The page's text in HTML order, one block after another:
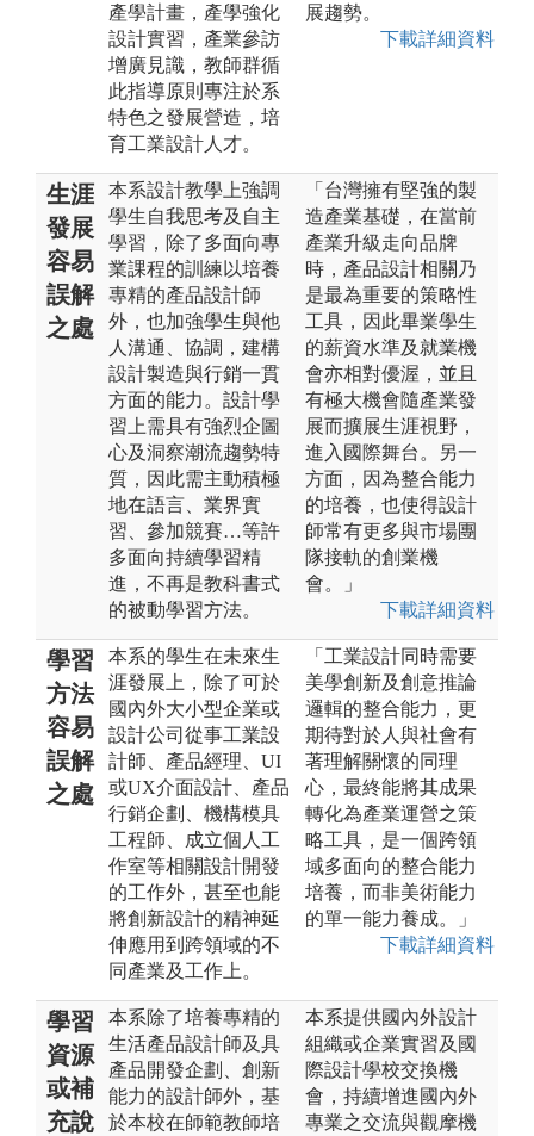
產學計畫，產學強化
設計實習，產業參訪
增廣見識，教師群循
此指導原則專注於系
特色之發展營造，培
育工業設計人才。
展趨勢。
下載詳細資料
生涯
發展
容易
誤解
之處
本系設計教學上強調
學生自我思考及自主
學習，除了多面向專
業課程的訓練以培養
專精的產品設計師
外，也加強學生與他
人溝通、協調，建構
設計製造與行銷一貫
方面的能力。設計學
習上需具有強烈企圖
心及洞察潮流趨勢特
質，因此需主動積極
地在語言、業界實
習、參加競賽…等許
多面向持續學習精
進，不再是教科書式
的被動學習方法。
「台灣擁有堅強的製
造產業基礎，在當前
產業升級走向品牌
時，產品設計相關乃
是最為重要的策略性
工具，因此畢業學生
的薪資水準及就業機
會亦相對優渥，並且
有極大機會隨產業發
展而擴展生涯視野，
進入國際舞台。另一
方面，因為整合能力
的培養，也使得設計
師常有更多與市場團
隊接軌的創業機
會。」
下載詳細資料
學習
方法
容易
誤解
之處
本系的學生在未來生
涯發展上，除了可於
國內外大小型企業或
設計公司從事工業設
計師、產品經理、UI
或UX介面設計、產品
行銷企劃、機構模具
工程師、成立個人工
作室等相關設計開發
的工作外，甚至也能
將創新設計的精神延
伸應用到跨領域的不
同產業及工作上。
「工業設計同時需要
美學創新及創意推論
邏輯的整合能力，更
期待對於人與社會有
著理解關懷的同理
心，最終能將其成果
轉化為產業運營之策
略工具，是一個跨領
域多面向的整合能力
培養，而非美術能力
的單一能力養成。」
下載詳細資料
學習
資源
或補
充說
本系除了培養專精的
生活產品設計師及具
產品開發企劃、創新
能力的設計師外，基
於本校在師範教師培
本系提供國內外設計
組織或企業實習及國
際設計學校交換機
會，持續增進國內外
專業之交流與觀摩機